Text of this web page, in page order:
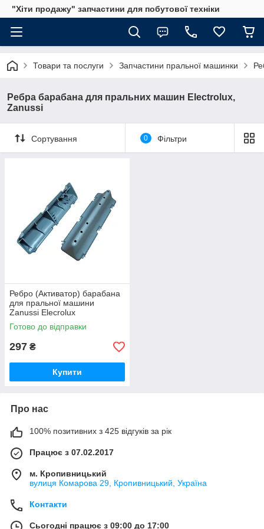
"Хіти продажу" запчастини для побутової техніки
Товари та послуги Запчастини пральної машинки
Ребра барабана для пральних машин Electrolux,
Zanussi
Сортування 0 Фільтри
Ребро (Активатор) барабана
для пральної машини
Zanussi Elecrolux
Готово до відправки
297 ₴
Купити
Про нас
100% позитивних з 425 відгуків за рік
Працює з 07.02.2017
м. Кропивницький
вулиця Комарова 29, Кропивницький, Україна
Контакти
Сьогодні працює з 09:00 до 17:00